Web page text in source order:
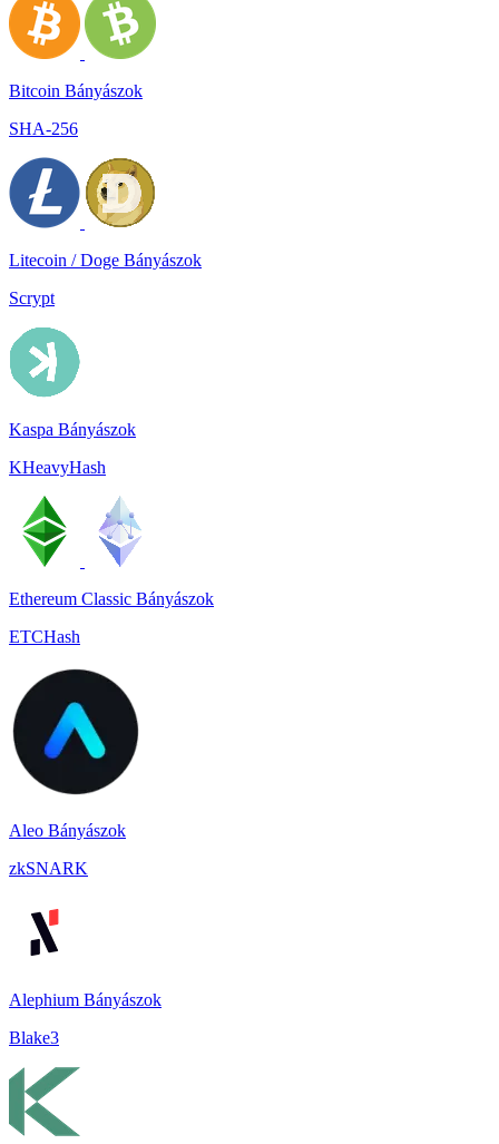
Bitcoin Bányászok
SHA-256
Litecoin / Doge Bányászok
Scrypt
Kaspa Bányászok
KHeavyHash
Ethereum Classic Bányászok
ETCHash
Aleo Bányászok
zkSNARK
Alephium Bányászok
Blake3